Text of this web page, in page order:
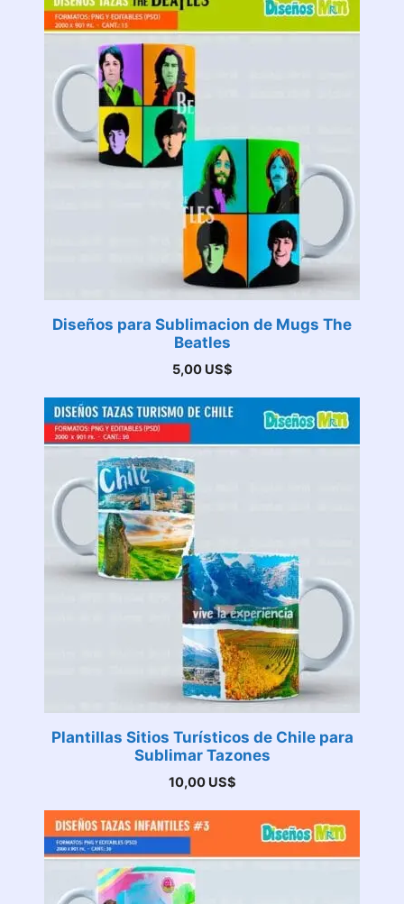
Diseños para Sublimacion de Mugs The
Beatles
5,00 US$
Plantillas Sitios Turísticos de Chile para
Sublimar Tazones
10,00 US$